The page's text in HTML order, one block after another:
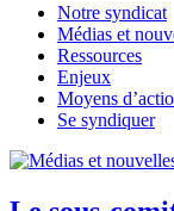
Notre syndicat
Médias et
Ressources
Enjeux
Moyens
Se syndiquer